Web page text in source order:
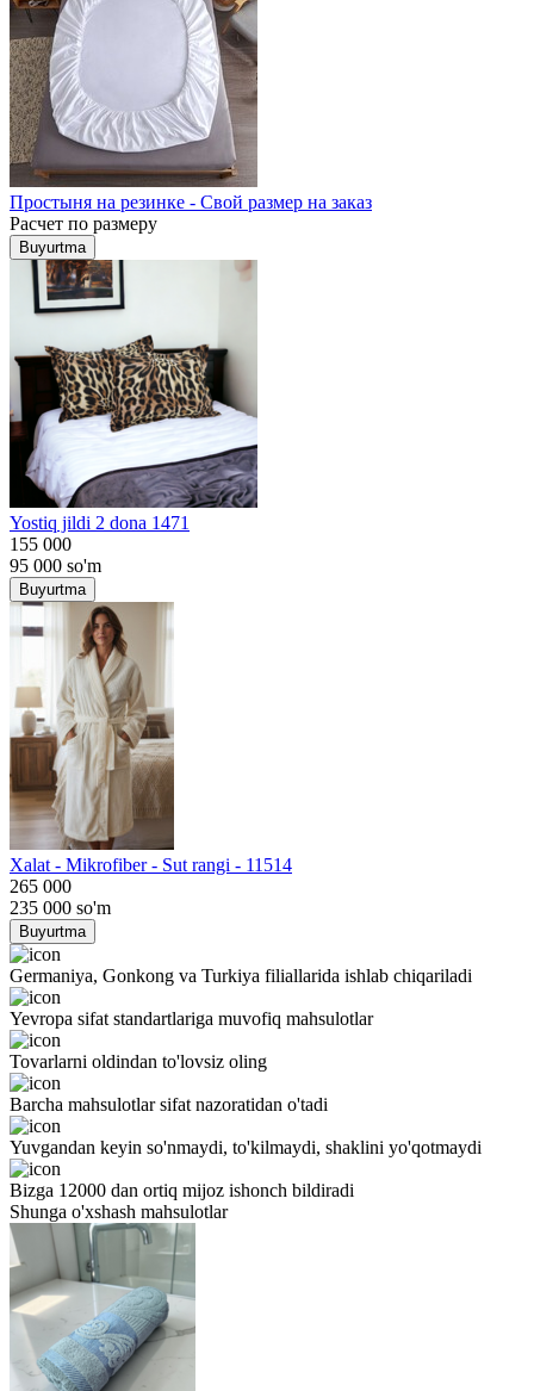
Простыня на резинке - Свой размер на заказ
Расчет по размеру
Buyurtma
Yostiq jildi 2 dona 1471
155 000
95 000 so'm
Buyurtma
Хalat - Mikrofiber - Sut rangi - 11514
265 000
235 000 so'm
Buyurtma
Germaniya, Gonkong va Turkiya filiallarida ishlab chiqariladi
Yevropa sifat standartlariga muvofiq mahsulotlar
Tovarlarni oldindan to'lovsiz oling
Barcha mahsulotlar sifat nazoratidan o'tadi
Yuvgandan keyin so'nmaydi, to'kilmaydi, shaklini yo'qotmaydi
Bizga 12000 dan ortiq mijoz ishonch bildiradi
Shunga o'xshash mahsulotlar